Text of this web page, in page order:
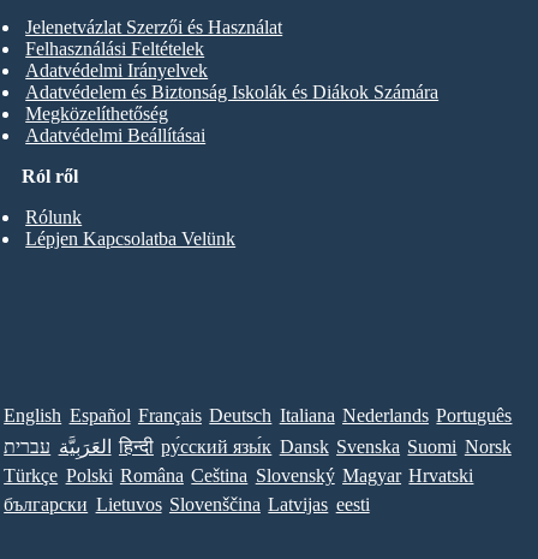
Ról ről
Rólunk
Lépjen Kapcsolatba Velünk
Jelenetvázlat Szerzői és Használat
Felhasználási Feltételek
Adatvédelmi Irányelvek
Adatvédelem és Biztonság Iskolák és Diákok Számára
Megközelíthetőség
Adatvédelmi Beállításai
English Español Français Deutsch Italiana Nederlands Português
עברית العَرَبِيَّة हिन्दी ру́сский язы́к Dansk Svenska Suomi Norsk
Türkçe Polski Româna Ceština Slovenský Magyar Hrvatski
български Lietuvos Slovenščina Latvijas eesti